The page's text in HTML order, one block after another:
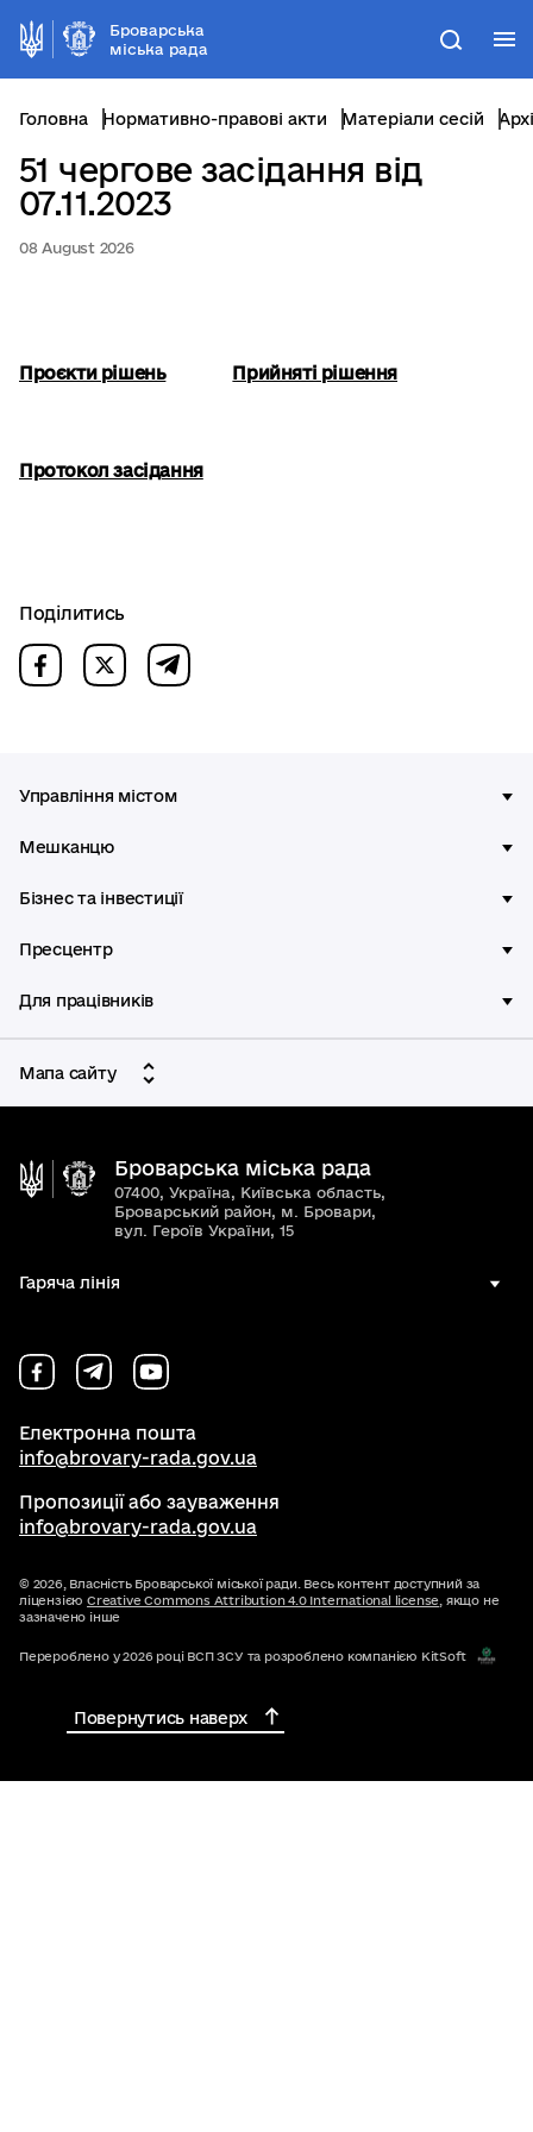
Броварська
міська рада
Пошук
Головна Нормативно-правові акти Матеріали сесій
51 чергове засідання від
07.11.2023
08 August 2026
Проєкти рішень Прийняті рішення
Протокол засідання
Поділитись
Управління містом
Мешканцю
Бізнес та інвестиції
Пресцентр
Для працівників
Мапа сайту
Броварська міська рада
07400, Україна, Київська область,
Броварський район, м. Бровари,
вул. Героїв України, 15
Гаряча лінія
Електронна пошта
info@brovary-rada.gov.ua
Пропозиції або зауваження
info@brovary-rada.gov.ua
© 2026, Власність Броварської міської ради. Весь контент доступний за
ліцензією Creative Commons Attribution 4.0 International license , якщо не
зазначено інше
Перероблено у 2026 році ВСП ЗСУ та розроблено компанією KitSoft
Повернутись наверх